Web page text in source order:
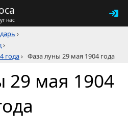
нас
›
›
года› Фаза луны 29 мая 1904 года
29 мая 1904